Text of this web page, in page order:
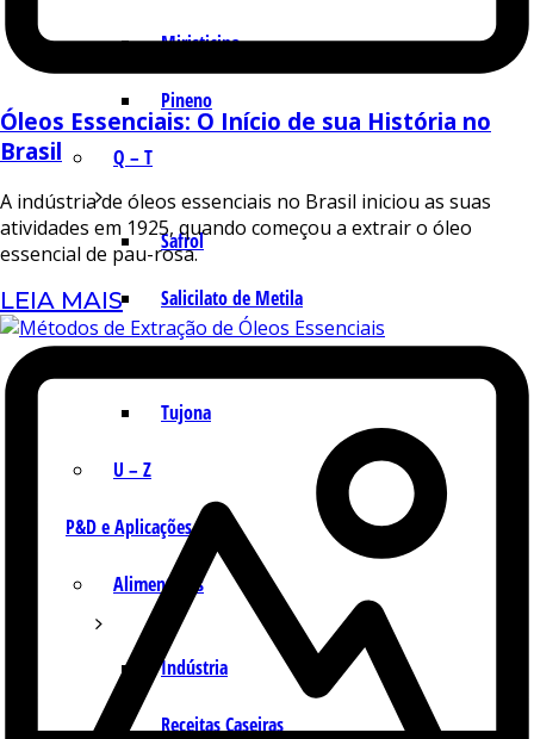
Miristicina
Pineno
Q – T
Safrol
Salicilato de Metila
Timol
Tujona
U – Z
P&D e Aplicações
Alimentícias
Indústria
Receitas Caseiras
Óleos Essenciais: O Início de sua História no
Brasil
A indústria de óleos essenciais no Brasil iniciou as suas
atividades em 1925, quando começou a extrair o óleo
essencial de pau-rosa.
LEIA MAIS